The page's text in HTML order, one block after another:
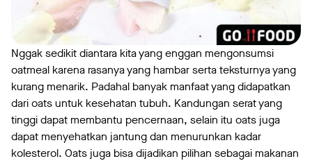
Nggak sedikit diantara kita yang enggan mengonsumsi
oatmeal karena rasanya yang hambar serta teksturnya yang
kurang menarik. Padahal banyak manfaat yang didapatkan
dari oats untuk kesehatan tubuh. Kandungan serat yang
tinggi dapat membantu pencernaan, selain itu oats juga
dapat menyehatkan jantung dan menurunkan kadar
kolesterol. Oats juga bisa dijadikan pilihan sebagai makanan